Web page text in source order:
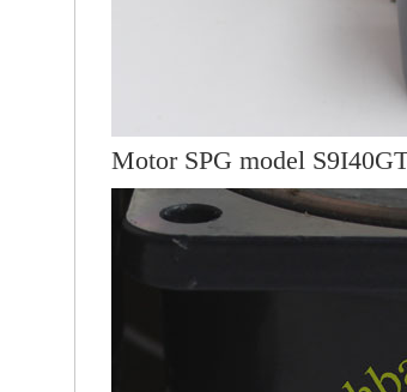
Motor SPG model